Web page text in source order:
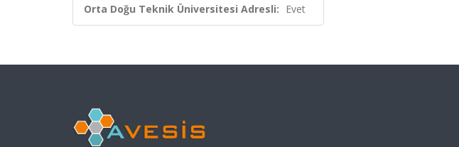
Orta Doğu Teknik Üniversitesi Adresli: Evet